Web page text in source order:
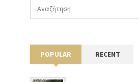
POPULAR RECENT